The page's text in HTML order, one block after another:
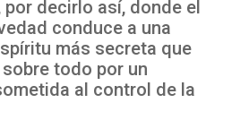
decirlo así, donde el
conduce a una
más secreta que
todo por un
al control de la